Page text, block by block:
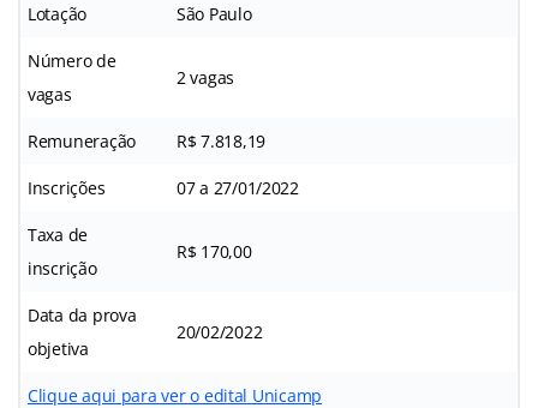
Lotação São Paulo
Número de
vagas
2 vagas
Remuneração R$ 7.818,19
Inscrições 07 a 27/01/2022
Taxa de
inscrição
R$ 170,00
Data da prova
objetiva
20/02/2022
Clique aqui para ver o edital Unicamp